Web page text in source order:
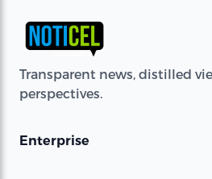
Transparent news, distilled
perspectives.
Enterprise